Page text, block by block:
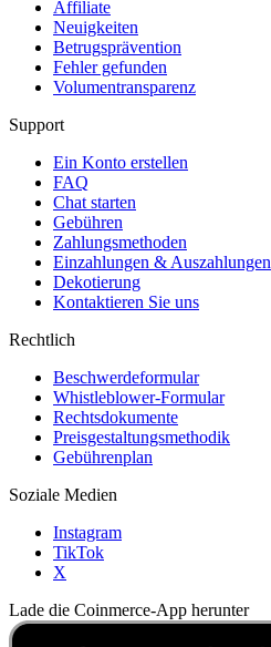
Affiliate
Neuigkeiten
Betrugsprävention
Fehler gefunden
Volumentransparenz
Support
Ein Konto erstellen
FAQ
Chat starten
Gebühren
Zahlungsmethoden
Einzahlungen & Auszahlungen
Dekotierung
Kontaktieren Sie uns
Rechtlich
Beschwerdeformular
Whistleblower-Formular
Rechtsdokumente
Preisgestaltungsmethodik
Gebührenplan
Soziale Medien
Instagram
TikTok
X
Lade die Coinmerce-App herunter